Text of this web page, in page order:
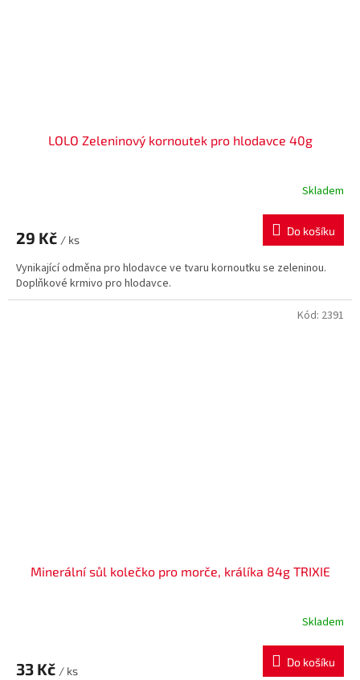
LOLO Zeleninový kornoutek pro hlodavce 40g
Skladem
29 Kč / ks
Do košíku
Vynikající odměna pro hlodavce ve tvaru kornoutku se zeleninou.
Doplňkové krmivo pro hlodavce.
Minerální sůl kolečko pro morče, králíka 84g TRIXIE
Skladem
33 Kč / ks
Do košíku
Kód: 2391